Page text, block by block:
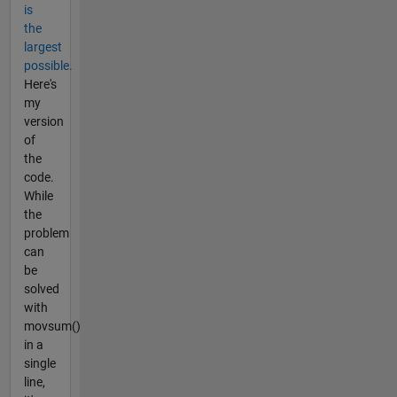
is
the
largest
possible.
Here's
my
version
of
the
code.
While
the
problem
can
be
solved
with
movsum()
in a
single
line,